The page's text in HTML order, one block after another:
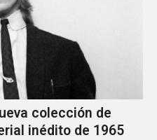
colección de
inédito de 1965